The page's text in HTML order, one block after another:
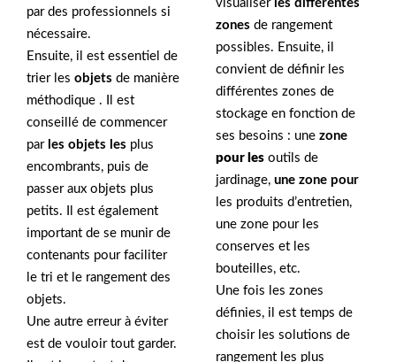
par des professionnels si
nécessaire.
Ensuite, il est essentiel de
trier les objets de manière
méthodique . Il est
conseillé de commencer
par les objets les plus
encombrants, puis de
passer aux objets plus
petits. Il est également
important de se munir de
contenants pour faciliter
le tri et le rangement des
objets.
Une autre erreur à éviter
est de vouloir tout garder.
visualiser les différentes
zones de rangement
possibles. Ensuite, il
convient de définir les
différentes zones de
stockage en fonction de
ses besoins : une zone
pour les outils de
jardinage, une zone pour
les produits d’entretien,
une zone pour les
conserves et les
bouteilles, etc.
Une fois les zones
définies, il est temps de
choisir les solutions de
rangement les plus